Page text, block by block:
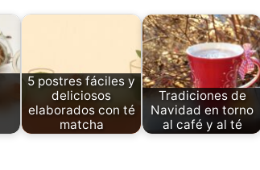
5 postres fáciles y
deliciosos
elaborados con té
matcha
Tradiciones de
Navidad en torno
al café y al té